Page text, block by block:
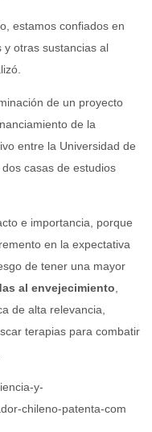
estamos confiados en
y otras sustancias al
de un proyecto
de la
entre la Universidad de
casas de estudios
e importancia, porque
en la expectativa
de tener una mayor
al envejecimiento,
de alta relevancia,
terapias para combatir
y-
chileno-patenta-com